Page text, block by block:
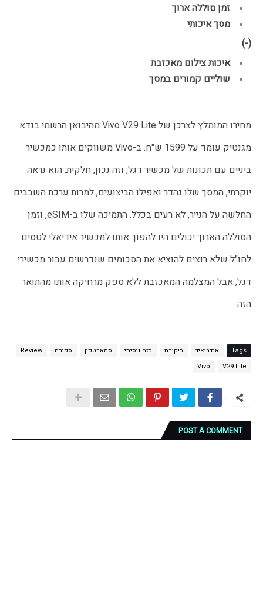
זמן סוללה ארוך
מסך איכותי
(-)
איכות צילום מאכזבת
שוליים קמורים במסך
מחירו המומלץ לצרכן של Vivo V29 Lite מהיבואן הרשמי בנדא
מגנטיק עומד על 1599 ש"ח. ב-Vivo משווקים אותו כמכשיר
ביניים עם תכונות של מכשיר דגל, וזה נכון, חלקית: הוא נראה
יוקרתי, המסך שלו נהדר ואפילו הביצועים, למרות ערכת השבבים
החלשה על הנייר, לא רעים בכלל. התמיכה שלו ב-eSIM, וזמן
הסוללה הארוך יכולים היו להפוך אותו למכשיר אידיאלי לטסים
לחו"ל שלא רוצים להוציא את הסכומים שנדרשים עבור מכשירי
דגל, אבל המצלמה המאכזבת ללא ספק מרחיקה אותו מהתואר
הזה.
Tags אנדרואיד ביקורת כזה ניסיתי סמארטפון סקירה
Review
V29 Lite
Vivo
POST A COMMENT